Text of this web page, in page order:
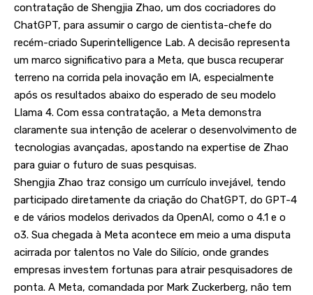
contratação de Shengjia Zhao, um dos cocriadores do
ChatGPT, para assumir o cargo de cientista-chefe do
recém-criado Superintelligence Lab. A decisão representa
um marco significativo para a Meta, que busca recuperar
terreno na corrida pela inovação em IA, especialmente
após os resultados abaixo do esperado de seu modelo
Llama 4. Com essa contratação, a Meta demonstra
claramente sua intenção de acelerar o desenvolvimento de
tecnologias avançadas, apostando na expertise de Zhao
para guiar o futuro de suas pesquisas.
Shengjia Zhao traz consigo um currículo invejável, tendo
participado diretamente da criação do ChatGPT, do GPT-4
e de vários modelos derivados da OpenAI, como o 4.1 e o
o3. Sua chegada à Meta acontece em meio a uma disputa
acirrada por talentos no Vale do Silício, onde grandes
empresas investem fortunas para atrair pesquisadores de
ponta. A Meta, comandada por Mark Zuckerberg, não tem